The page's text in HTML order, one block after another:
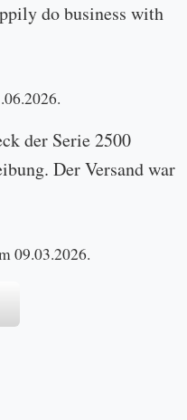
do business with
der Serie 2500
Der Versand war
09.03.2026.